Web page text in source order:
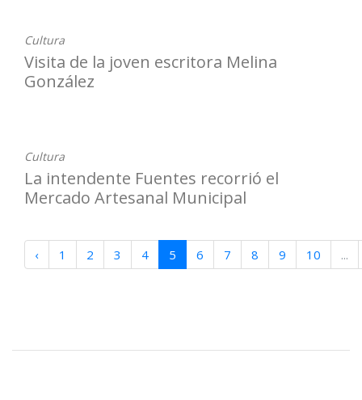
Cultura
Visita de la joven escritora Melina
González
Cultura
La intendente Fuentes recorrió el
Mercado Artesanal Municipal
‹ 1 2 3 4 5 6 7 8 9 10 ...